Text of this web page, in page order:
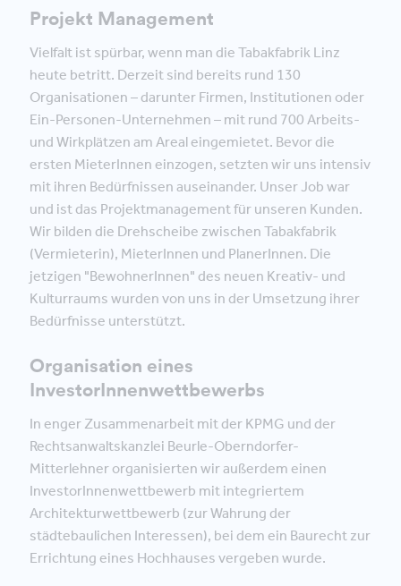
Projekt Management
Vielfalt ist spürbar, wenn man die Tabakfabrik Linz
heute betritt. Derzeit sind bereits rund 130
Organisationen – darunter Firmen, Institutionen oder
Ein-Personen-Unternehmen – mit rund 700 Arbeits-
und Wirkplätzen am Areal eingemietet. Bevor die
ersten MieterInnen einzogen, setzten wir uns intensiv
mit ihren Bedürfnissen auseinander. Unser Job war
und ist das Projektmanagement für unseren Kunden.
Wir bilden die Drehscheibe zwischen Tabakfabrik
(Vermieterin), MieterInnen und PlanerInnen. Die
jetzigen "BewohnerInnen" des neuen Kreativ- und
Kulturraums wurden von uns in der Umsetzung ihrer
Bedürfnisse unterstützt.
Organisation eines
InvestorInnenwettbewerbs
In enger Zusammenarbeit mit der KPMG und der
Rechtsanwaltskanzlei Beurle-Oberndorfer-
Mitterlehner organisierten wir außerdem einen
InvestorInnenwettbewerb mit integriertem
Architekturwettbewerb (zur Wahrung der
städtebaulichen Interessen), bei dem ein Baurecht zur
Errichtung eines Hochhauses vergeben wurde.